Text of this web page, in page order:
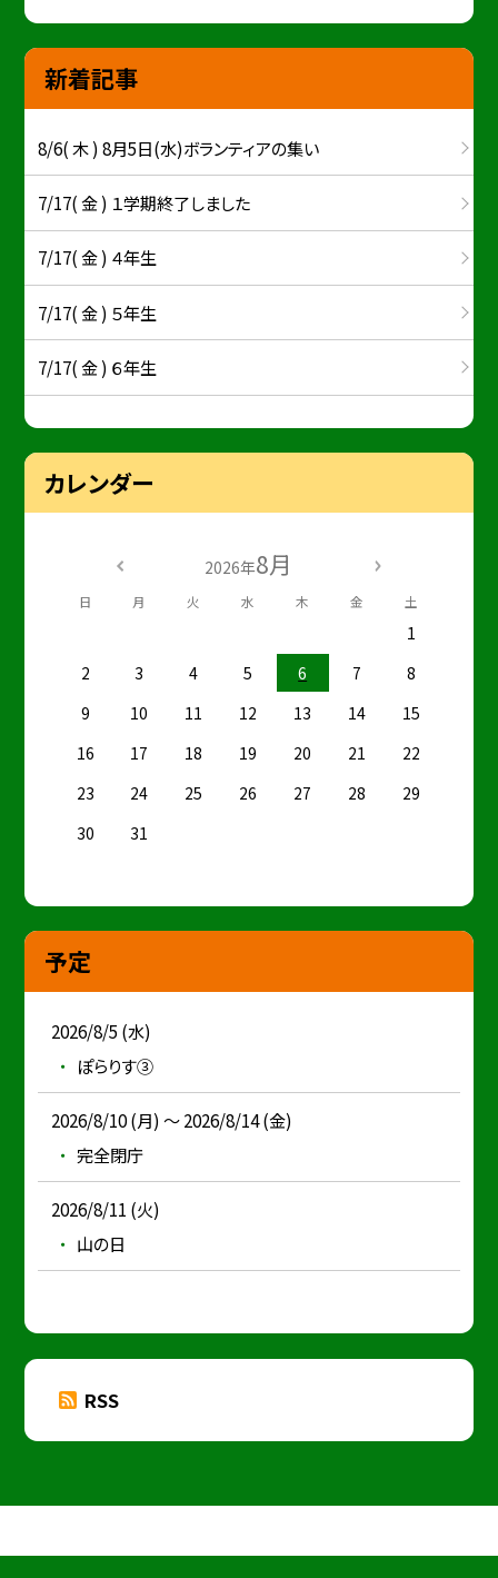
新着記事
8/6( 木 ) 8月5日(水)ボランティアの集い
7/17( 金 ) １学期終了しました
7/17( 金 ) ４年生
7/17( 金 ) ５年生
7/17( 金 ) ６年生
カレンダー
2026年8月
日 月 火 水 木 金 土
1
2
3 4 5 6 7
8
9
10 11 12 13 14
15
16
17 18 19 20 21
22
23
24 25 26 27 28
29
30
31
予定
2026/8/5 (水)
ぽらりす③
2026/8/10 (月) ～ 2026/8/14 (金)
完全閉庁
2026/8/11 (火)
山の日
RSS